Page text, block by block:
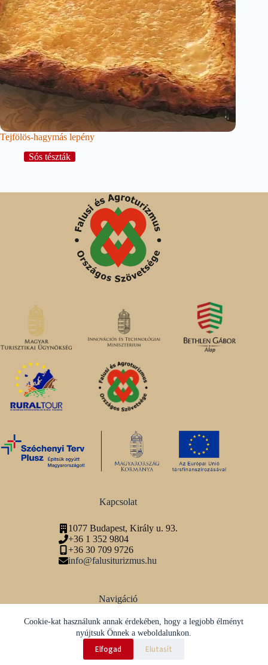
Cookie-kat használunk annak érdekében, hogy a legjobb élményt
nyújtsuk Önnek a weboldalunkon.
Elfogad Elutasít
Tejfölös-hagymás lepény
Sós tészták
Kapcsolat
1077 Budapest, Király u. 93.
+36 1 352 9804
+36 30 709 9726
info@falusiturizmus.hu
Navigáció
Adatvédelmi tájékoztató
Közösségi média